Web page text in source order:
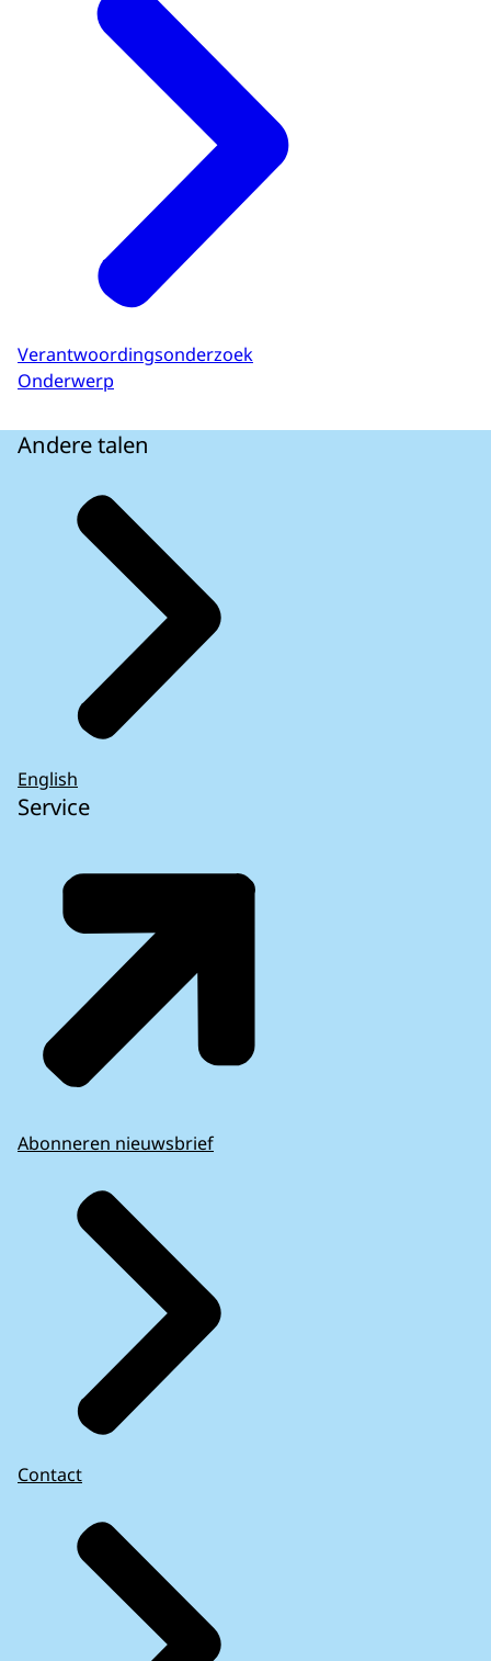
Verantwoordingsonderzoek
Onderwerp
Andere talen
English
Service
Abonneren nieuwsbrief
Contact